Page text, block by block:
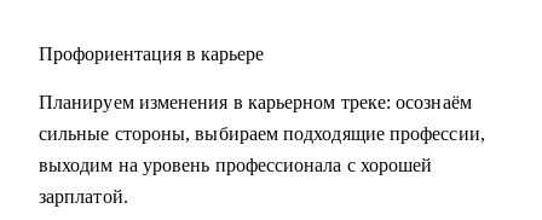
Digital, Образование);
• Middle и C-level менеджерам.
• Основные направления:
- IT (разработка, тестирование, администрирование,
Профориентация в карьере
Планируем изменения в карьерном треке: осознаём
сильные стороны, выбираем подходящие профессии,
выходим на уровень профессионала с хорошей
зарплатой.